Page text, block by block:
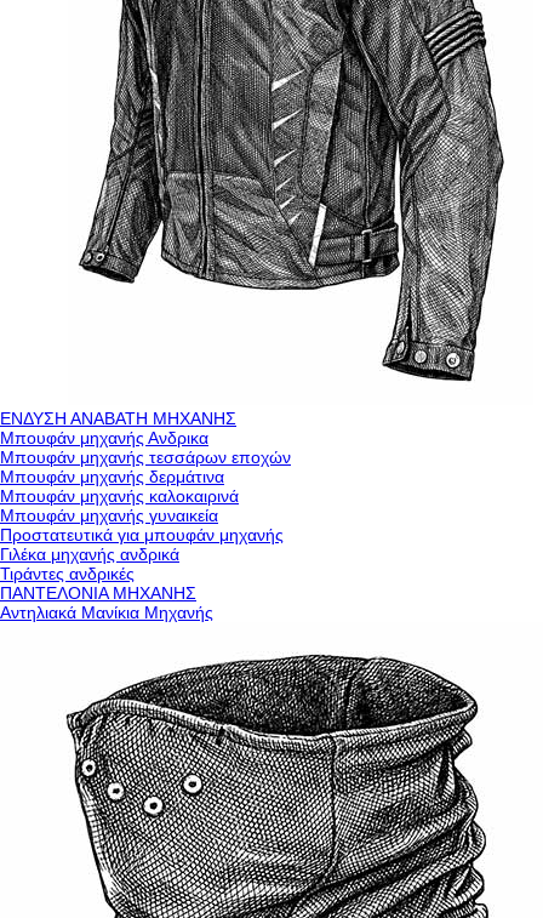
ΕΝΔΥΣΗ ΑΝΑΒΑΤΗ ΜΗΧΑΝΗΣ
Μπουφάν μηχανής Ανδρικα
Μπουφάν μηχανής τεσσάρων εποχών
Μπουφάν μηχανής δερμάτινα
Μπουφάν μηχανής καλοκαιρινά
Μπουφάν μηχανής γυναικεία
Προστατευτικά για μπουφάν μηχανής
Γιλέκα μηχανής ανδρικά
Τιράντες ανδρικές
ΠΑΝΤΕΛΟΝΙΑ ΜΗΧΑΝΗΣ
Αντηλιακά Μανίκια Μηχανής